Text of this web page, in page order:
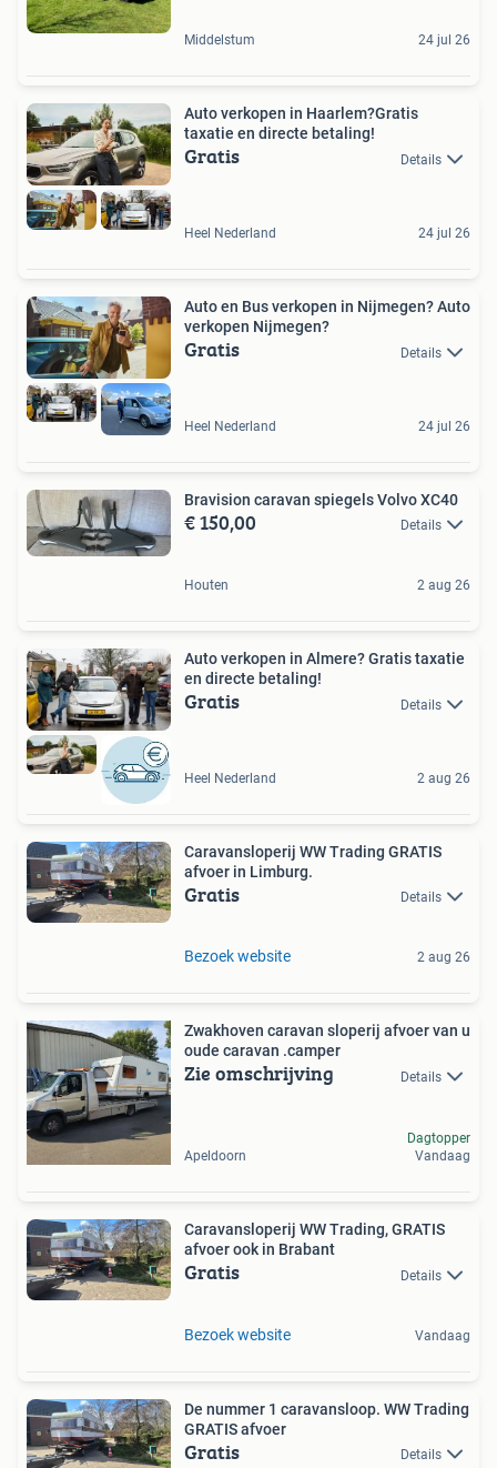
Middelstum 24 jul 26
Auto verkopen in Haarlem?Gratis
taxatie en directe betaling!
Gratis Details
Heel Nederland 24 jul 26
Auto en Bus verkopen in Nijmegen? Auto
verkopen Nijmegen?
Gratis Details
Heel Nederland 24 jul 26
Bravision caravan spiegels Volvo XC40
€ 150,00 Details
Houten 2 aug 26
Auto verkopen in Almere? Gratis taxatie
en directe betaling!
Gratis Details
Heel Nederland 2 aug 26
Caravansloperij WW Trading GRATIS
afvoer in Limburg.
Gratis Details
Bezoek website 2 aug 26
Zwakhoven caravan sloperij afvoer van u
oude caravan .camper
Zie omschrijving Details
Apeldoorn
Dagtopper
Vandaag
Caravansloperij WW Trading, GRATIS
afvoer ook in Brabant
Gratis Details
Bezoek website Vandaag
De nummer 1 caravansloop. WW Trading
GRATIS afvoer
Gratis Details